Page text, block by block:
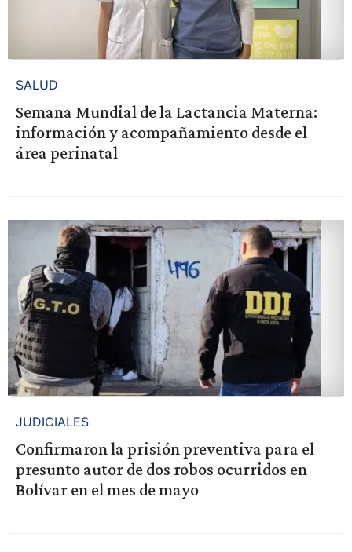
SALUD
Semana Mundial de la Lactancia Materna:
información y acompañamiento desde el
área perinatal
JUDICIALES
Confirmaron la prisión preventiva para el
presunto autor de dos robos ocurridos en
Bolívar en el mes de mayo